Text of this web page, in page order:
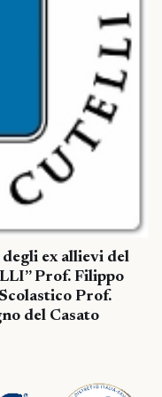
ex allievi del
Prof. Filippo
Prof.
del Casato